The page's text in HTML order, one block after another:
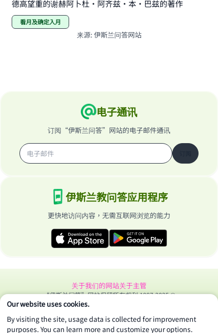
德高望重的谢赫阿卜杜•阿齐兹•本•巴兹的著作
看月及确定入月
来源: 伊斯兰问答网站
电子通讯
订阅“伊斯兰问答”网站的电子邮件通讯
伊斯兰教问答应用程序
更快地访问内容，无需互联网浏览的能力
关于我们的网站关于主管
“伊斯兰问答”网站保留所有权利 1997-2025 ©
Our website uses cookies.
By visiting the site, usage data is collected for improvement
purposes. You can learn more and customize your options.